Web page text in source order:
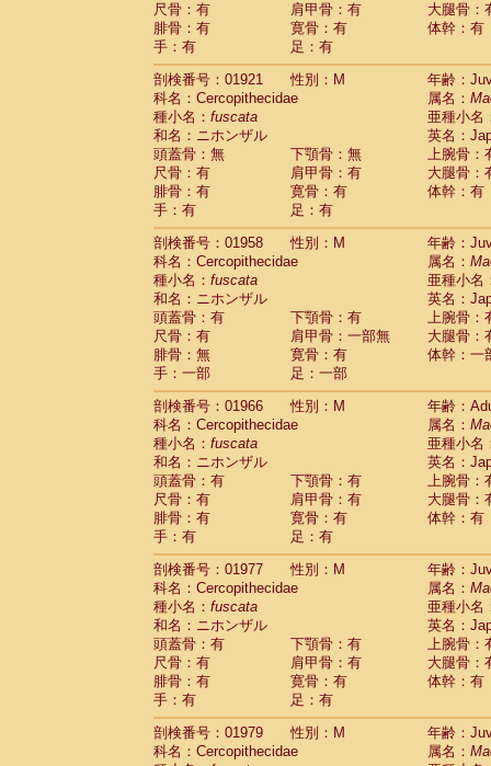
尺骨：有
肩甲骨：有
大腿骨：
腓骨：有
寛骨：有
体幹：有
手：有
足：有
剖検番号：01921
性別：M
年齢：
科名：Cercopithecidae
属名：
種小名： fuscata
亜種小名
和名：ニホンザル
英名：
頭蓋骨：無
下顎骨：無
上腕骨：
尺骨：有
肩甲骨：有
大腿骨：
腓骨：有
寛骨：有
体幹：有
手：有
足：有
剖検番号：01958
性別：M
年齢：
科名：Cercopithecidae
属名：
種小名： fuscata
亜種小名
和名：ニホンザル
英名：
頭蓋骨：有
下顎骨：有
上腕骨：
尺骨：有
肩甲骨：一部無
大腿骨：
腓骨：無
寛骨：有
体幹：一
手：一部
足：一部
剖検番号：01966
性別：M
年齢：
科名：Cercopithecidae
属名：
種小名： fuscata
亜種小名
和名：ニホンザル
英名：
頭蓋骨：有
下顎骨：有
上腕骨：
尺骨：有
肩甲骨：有
大腿骨：
腓骨：有
寛骨：有
体幹：有
手：有
足：有
剖検番号：01977
性別：M
年齢：
科名：Cercopithecidae
属名：
種小名： fuscata
亜種小名
和名：ニホンザル
英名：
頭蓋骨：有
下顎骨：有
上腕骨：
尺骨：有
肩甲骨：有
大腿骨：
腓骨：有
寛骨：有
体幹：有
手：有
足：有
剖検番号：01979
性別：M
年齢：
科名：Cercopithecidae
属名：